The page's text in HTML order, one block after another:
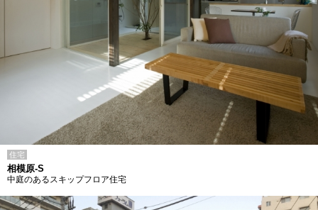
住宅
相模原-S
中庭のあるスキップフロア住宅